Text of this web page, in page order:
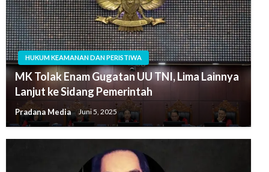
HUKUM KEAMANAN DAN PERISTIWA
MK Tolak Enam Gugatan UU TNI, Lima Lainnya
Lanjut ke Sidang Pemerintah
Pradana Media Juni 5, 2025